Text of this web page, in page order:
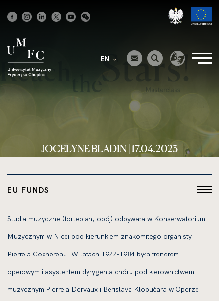
główna
EN
JOCELYNE BLADIN | 17.04.2023
EU FUNDS
Studia muzyczne (fortepian, obój) odbywała w Konserwatorium
Muzycznym w Nicei pod kierunkiem znakomitego organisty
Pierre'a Cochereau. W latach 1977-1984 była trenerem
operowym i asystentem dyrygenta chóru pod kierownictwem
muzycznym Pierre'a Dervaux i Berislava Klobučara w Operze